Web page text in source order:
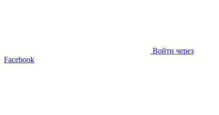
Войти через
Facebook